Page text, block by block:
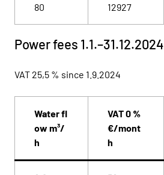
80 12927
Power fees 1.1.–31.12.2024
VAT 25,5 % since 1.9.2024
Water fl
ow m³/
h
VAT 0 %
€/mont
h